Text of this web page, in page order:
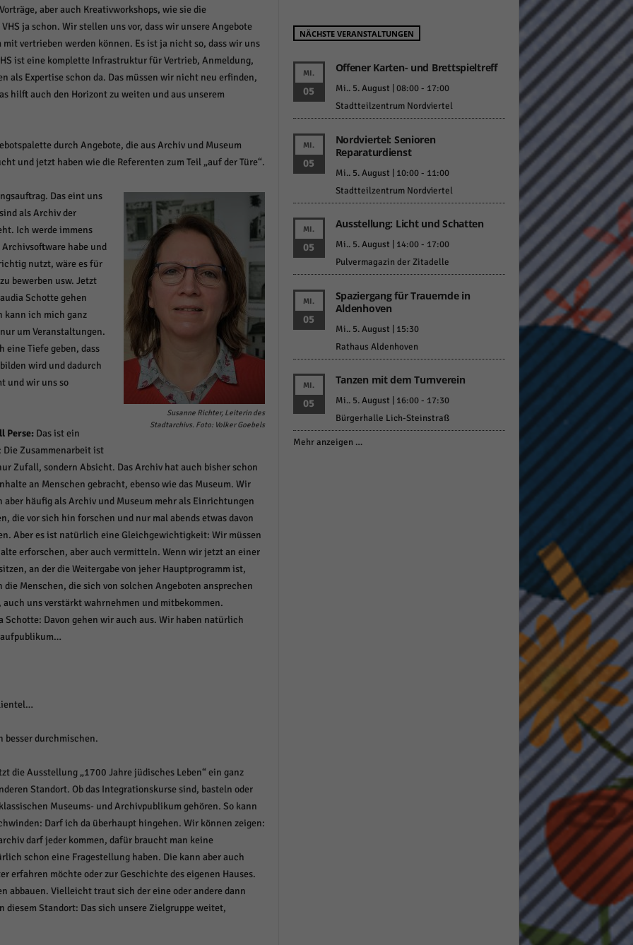
aber auch Kreativworkshops, wie sie die
ja schon. Wir stellen uns vor, dass wir unsere Angebote
vertrieben werden können. Es ist ja nicht so, dass wir uns
ist eine komplette Infrastruktur für Vertrieb, Anmeldung,
als Expertise schon da. Das müssen wir nicht neu erfinden,
hilft auch den Horizont zu weiten und aus unserem
durch Angebote, die aus Archiv und Museum
und jetzt haben wie die Referenten zum Teil „auf der Türe“.
Susanne Richter, Leiterin des
Stadtarchivs. Foto: Volker Goebels
Das eint uns
als Archiv der
Ich werde immens
habe und
nutzt, wäre es für
bewerben usw. Jetzt
Schotte gehen
kann ich mich ganz
um Veranstaltungen.
eine Tiefe geben, dass
wird und dadurch
und wir uns so
Perse: Das ist ein
Die Zusammenarbeit ist
Zufall, sondern Absicht. Das Archiv hat auch bisher schon
an Menschen gebracht, ebenso wie das Museum. Wir
aber häufig als Archiv und Museum mehr als Einrichtungen
die vor sich hin forschen und nur mal abends etwas davon
Aber es ist natürlich eine Gleichgewichtigkeit: Wir müssen
erforschen, aber auch vermitteln. Wenn wir jetzt an einer
an der die Weitergabe von jeher Hauptprogramm ist,
die Menschen, die sich von solchen Angeboten ansprechen
auch uns verstärkt wahrnehmen und mitbekommen.
Schotte: Davon gehen wir auch aus. Wir haben natürlich
besser durchmischen.
die Ausstellung „1700 Jahre jüdisches Leben“ ein ganz
Standort. Ob das Integrationskurse sind, basteln oder
Museums- und Archivpublikum gehören. So kann
Darf ich da überhaupt hingehen. Wir können zeigen:
darf jeder kommen, dafür braucht man keine
schon eine Fragestellung haben. Die kann aber auch
erfahren möchte oder zur Geschichte des eigenen Hauses.
abbauen. Vielleicht traut sich der eine oder andere dann
diesem Standort: Das sich unsere Zielgruppe weitet,
NÄCHSTE VERANSTALTUNGEN
MI.
05
Offener Karten- und Brettspieltreff
Mi.. 5. August | 08:00- 17:00
Stadtteilzentrum Nordviertel
MI.
05
Nordviertel: Senioren
Reparaturdienst
Mi.. 5. August | 10:00- 11:00
Stadtteilzentrum Nordviertel
MI.
05
Ausstellung: Licht und Schatten
Mi.. 5. August | 14:00- 17:00
Pulvermagazin der Zitadelle
MI.
05
Spaziergang für Trauernde in
Aldenhoven
Mi.. 5. August | 15:30
Rathaus Aldenhoven
MI.
05
Tanzen mit dem Turnverein
Mi.. 5. August | 16:00- 17:30
Bürgerhalle Lich-Steinstraß
Mehr anzeigen …